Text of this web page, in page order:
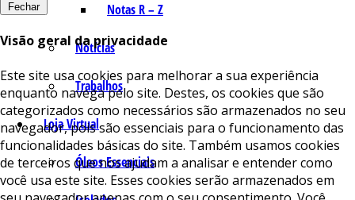
Notas R – Z
Notícias
Trabalhos
Loja Virtual
Óleos Essenciais
Fechar
Visão geral da privacidade
Este site usa cookies para melhorar a sua experiência
enquanto navega pelo site. Destes, os cookies que são
categorizados como necessários são armazenados no seu
navegador, pois são essenciais para o funcionamento das
funcionalidades básicas do site. Também usamos cookies
de terceiros que nos ajudam a analisar e entender como
você usa este site. Esses cookies serão armazenados em